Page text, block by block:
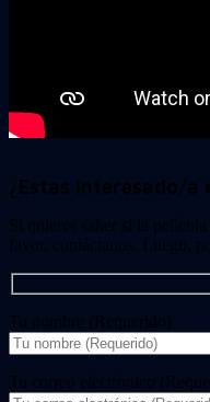
¿Estas interesado/a
Si quieres saber si la
favor, contáctanos. Luego,
Tu nombre (Requerido)
Tu correo electrónico